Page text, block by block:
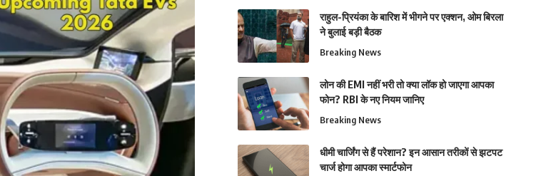
राहुल-प्रियंका के बारिश में भीगने पर एक्शन, ओम बिरला
ने बुलाई बड़ी बैठक
Breaking News
लोन की EMI नहीं भरी तो क्या लॉक हो जाएगा आपका
फोन? RBI के नए नियम जानिए
Breaking News
धीमी चार्जिंग से हैं परेशान? इन आसान तरीकों से झटपट
चार्ज होगा आपका स्मार्टफोन